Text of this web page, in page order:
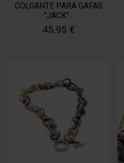
COLGANTE PARA GAFAS
"JACK"...
45,95 €